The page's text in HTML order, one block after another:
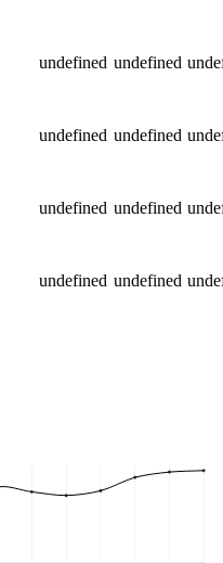
undefined undefined
undefined undefined
undefined undefined
undefined undefined